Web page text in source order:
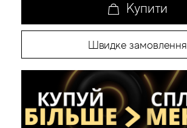
Купити
Швидке замовлення